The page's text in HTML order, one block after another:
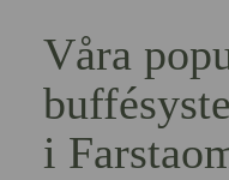
Våra
i